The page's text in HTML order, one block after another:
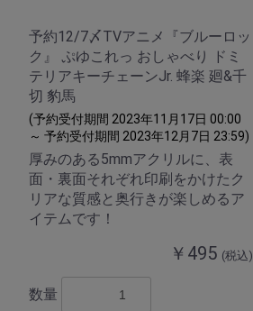
予約12/7〆TVアニメ『ブルーロッ
ク』 ぷゆこれっ おしゃべり ドミ
テリアキーチェーンJr. 蜂楽 廻&千
切 豹馬
(予約受付期間 2023年11月17日 00:00
～ 予約受付期間 2023年12月7日 23:59)
厚みのある5mmアクリルに、表
面・裏面それぞれ印刷をかけたク
リアな質感と奥行きが楽しめるア
イテムです！
￥495 (税込)
数量